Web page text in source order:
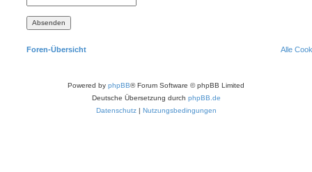
Foren-Übersicht Alle
Powered by phpBB® Forum Software © phpBB Limited
Deutsche Übersetzung durch phpBB.de
Datenschutz| Nutzungsbedingungen